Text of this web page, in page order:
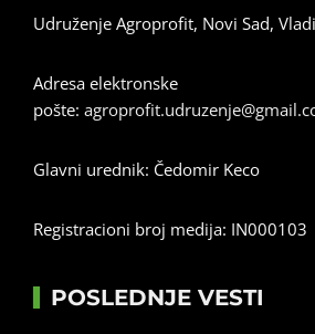
Udruženje Agroprofit, Novi Sad,
Adresa elektronske
pošte:
Glavni urednik: Čedomir Keco
Registracioni broj medija: IN000103
POSLEDNJE VESTI